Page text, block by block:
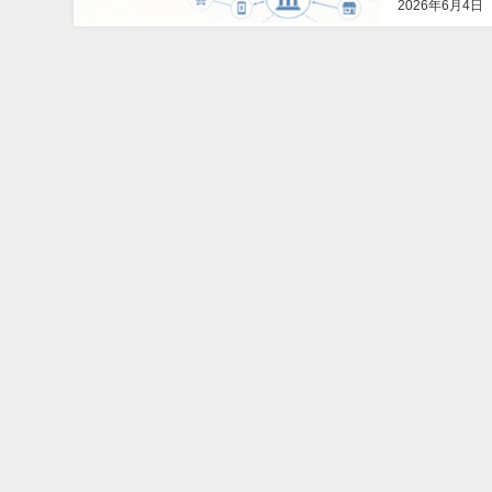
2026年6月4日